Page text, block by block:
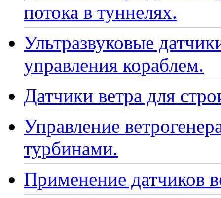
потока в туннелях.
Ультразвуковые
управления кораблем.
Датчики ветра для
Управление
турбинами.
Применение датчиков